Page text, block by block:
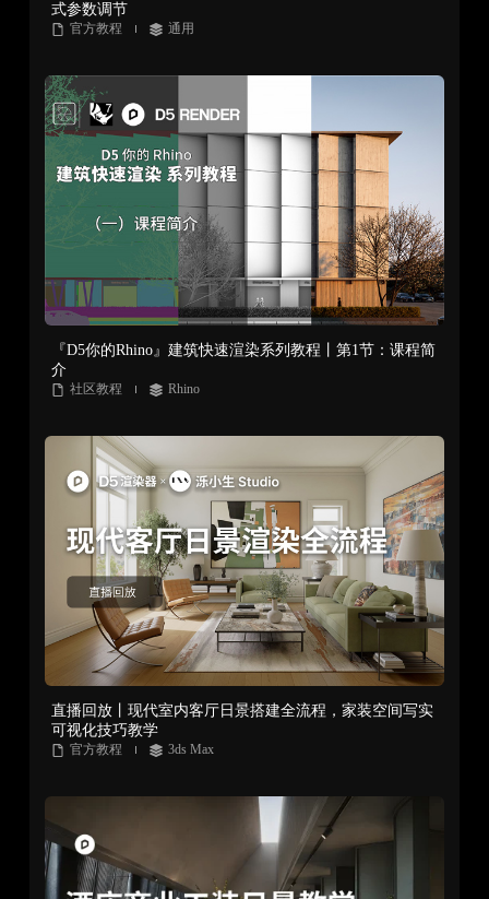
式参数调节
官方教程 通用
『D5你的Rhino』建筑快速渲染系列教程丨第1节：课程简
介
社区教程 Rhino
直播回放丨现代室内客厅日景搭建全流程，家装空间写实
可视化技巧教学
官方教程 3ds Max